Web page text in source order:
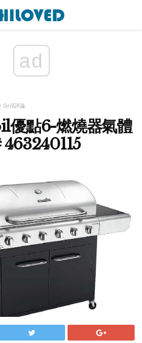
ad
Grill評論
點6-燃燒器氣體